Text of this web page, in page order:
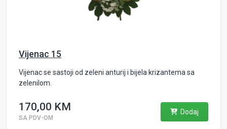
Vijenac 15
Vijenac se sastoji od zeleni anturij i bijela krizantema sa
zelenilom.
170,00 KM
SA PDV-OM
Dodaj